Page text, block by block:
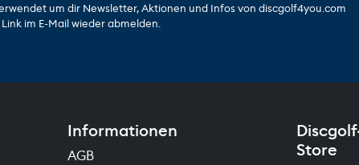
um dir Newsletter, Aktionen und Infos von discgolf4you.com
im E-Mail wieder abmelden.
Informationen
AGB
Store